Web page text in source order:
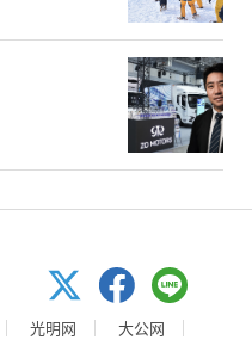
光明网
大公网